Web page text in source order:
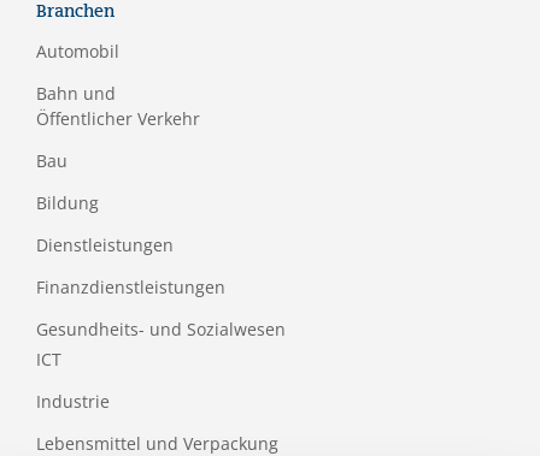
Branchen
Automobil
Bahn und
Öffentlicher Verkehr
Bau
Bildung
Dienstleistungen
Finanzdienstleistungen
Gesundheits- und Sozialwesen
ICT
Industrie
Lebensmittel und Verpackung